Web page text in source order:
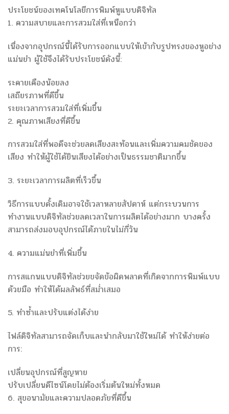
ประโยชน์ของเทคโนโลยีการพิมพ์หูแบบดิจิทัล
1. ความสบายและการสวมใส่ที่เหนือกว่า
เนื่องจากอุปกรณ์นี้ได้รับการออกแบบให้เข้ากับรูปทรงของหูอย่าง
แม่นยำ ผู้ใช้จึงได้รับประโยชน์ดังนี้:
ระคายเคืองน้อยลง
เสถียรภาพที่ดีขึ้น
ระยะเวลาการสวมใส่ที่เพิ่มขึ้น
2. คุณภาพเสียงที่ดีขึ้น
การสวมใส่ที่พอดีจะช่วยลดเสียงสะท้อนและเพิ่มความคมชัดของ
เสียง ทำให้ผู้ใช้ได้ยินเสียงได้อย่างเป็นธรรมชาติมากขึ้น
3. ระยะเวลาการผลิตที่เร็วขึ้น
วิธีการแบบดั้งเดิมอาจใช้เวลาหลายสัปดาห์ แต่กระบวนการ
ทำงานแบบดิจิทัลช่วยลดเวลาในการผลิตได้อย่างมาก บางครั้ง
สามารถส่งมอบอุปกรณ์ได้ภายในไม่กี่วัน
4. ความแม่นยำที่เพิ่มขึ้น
การสแกนแบบดิจิทัลช่วยขจัดข้อผิดพลาดที่เกิดจากการพิมพ์แบบ
ด้วยมือ ทำให้ได้ผลลัพธ์ที่สม่ำเสมอ
5. ทำซ้ำและปรับแต่งได้ง่าย
ไฟล์ดิจิทัลสามารถจัดเก็บและนำกลับมาใช้ใหม่ได้ ทำให้ง่ายต่อ
การ:
เปลี่ยนอุปกรณ์ที่สูญหาย
ปรับเปลี่ยนดีไซน์โดยไม่ต้องเริ่มต้นใหม่ทั้งหมด
6. สุขอนามัยและความปลอดภัยที่ดีขึ้น